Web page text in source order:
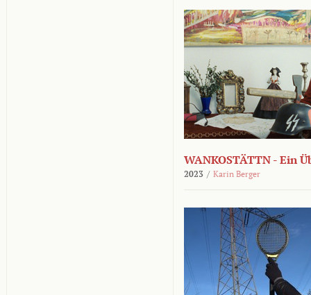
WANKOSTÄTTN - Ein
2023 / Karin Berger